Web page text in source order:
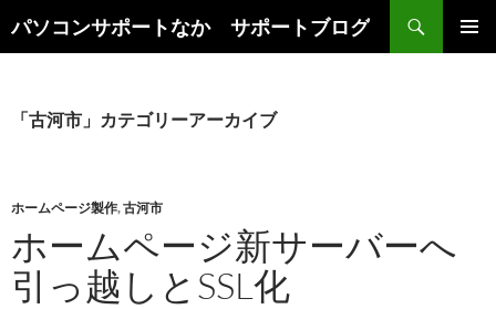
パソコンサポートなか サポートブログ
索
ン
キ
プ
「古河市」カテゴリーアーカイブ
ホームページ製作,古河市
ホームページ新サーバーへ
引っ越しとSSL化